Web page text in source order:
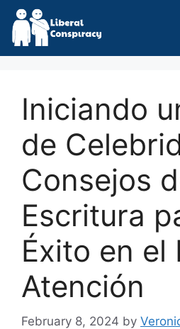
Skip
content
Iniciando
de
Consejos
Escritura
Éxito en el
Atención
February 8, 2024 by